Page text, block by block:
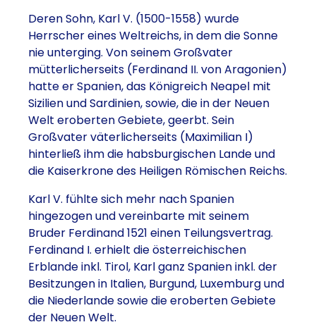
Deren Sohn, Karl V. (1500-1558) wurde
Herrscher eines Weltreichs, in dem die Sonne
nie unterging. Von seinem Großvater
mütterlicherseits (Ferdinand II. von Aragonien)
hatte er Spanien, das Königreich Neapel mit
Sizilien und Sardinien, sowie, die in der Neuen
Welt eroberten Gebiete, geerbt. Sein
Großvater väterlicherseits (Maximilian I)
hinterließ ihm die habsburgischen Lande und
die Kaiserkrone des Heiligen Römischen Reichs.
Karl V. fühlte sich mehr nach Spanien
hingezogen und vereinbarte mit seinem
Bruder Ferdinand 1521 einen Teilungsvertrag.
Ferdinand I. erhielt die österreichischen
Erblande inkl. Tirol, Karl ganz Spanien inkl. der
Besitzungen in Italien, Burgund, Luxemburg und
die Niederlande sowie die eroberten Gebiete
der Neuen Welt.